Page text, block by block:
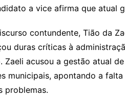
at
s
A
p
p
e
gr
a
m
er t
k
e
dI
n
a vice afirma que atual
contundente, Tião da
duras críticas à
Zaeli acusou a gestão atual
municipais, apontando a
problemas.